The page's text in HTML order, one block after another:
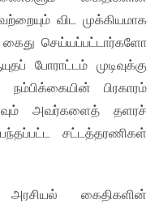
விட முக்கியமாக
செய்யப்பட்டார்களோ
போராட்டம் முடிவுக்கு
பிரகாரம்
அவர்களைத் தளரச்
சட்டத்தரணிகள்
கைதிகளின்